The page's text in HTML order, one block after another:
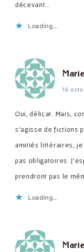
décevant…
Loading...
16
Oui, délicat. Mais,
s'agisse de fictions
amitiés littéraires, je
pas obligatoires.
prendront pas le
Loading...